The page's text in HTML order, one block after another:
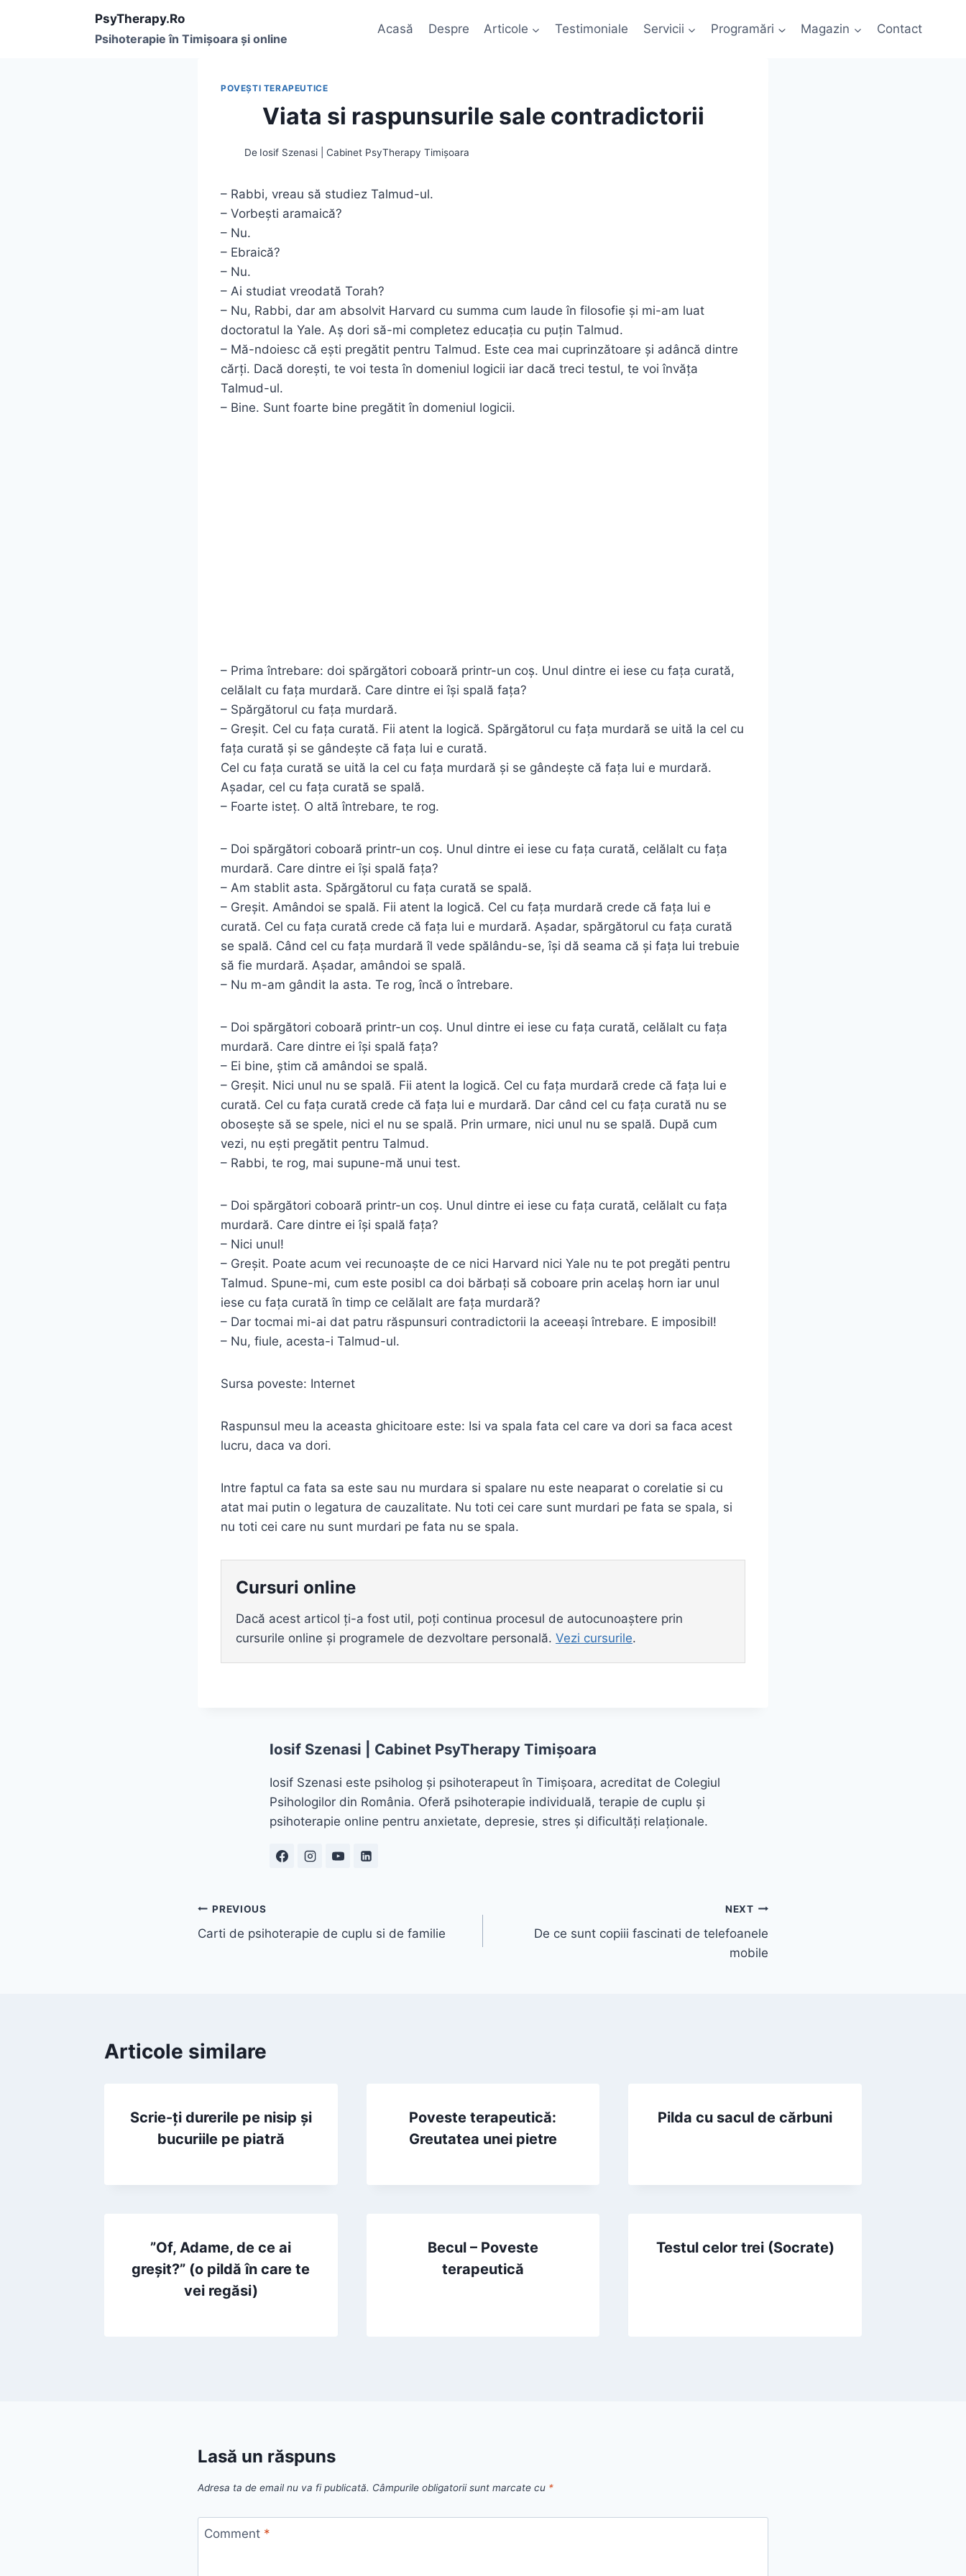
PsyTherapy.Ro
Psihoterapie în Timişoara și online
Acasă Despre Articole Testimoniale Servicii Programări Magazin Contact
POVEŞTI TERAPEUTICE
Viata si raspunsurile sale contradictorii
De Iosif Szenasi | Cabinet PsyTherapy Timișoara
– Rabbi, vreau să studiez Talmud-ul.
– Vorbești aramaică?
– Nu.
– Ebraică?
– Nu.
– Ai studiat vreodată Torah?
– Nu, Rabbi, dar am absolvit Harvard cu summa cum laude în filosofie și mi-am luat
doctoratul la Yale. Aș dori să-mi completez educația cu puțin Talmud.
– Mă-ndoiesc că ești pregătit pentru Talmud. Este cea mai cuprinzătoare și adâncă dintre
cărți. Dacă dorești, te voi testa în domeniul logicii iar dacă treci testul, te voi învăța
Talmud-ul.
– Bine. Sunt foarte bine pregătit în domeniul logicii.
– Prima întrebare: doi spărgători coboară printr-un coș. Unul dintre ei iese cu fața curată,
celălalt cu fața murdară. Care dintre ei își spală fața?
– Spărgătorul cu fața murdară.
– Greșit. Cel cu fața curată. Fii atent la logică. Spărgătorul cu fața murdară se uită la cel cu
fața curată și se gândește că fața lui e curată.
Cel cu fața curată se uită la cel cu fața murdară și se gândește că fața lui e murdară.
Așadar, cel cu fața curată se spală.
– Foarte isteț. O altă întrebare, te rog.
– Doi spărgători coboară printr-un coș. Unul dintre ei iese cu fața curată, celălalt cu fața
murdară. Care dintre ei își spală fața?
– Am stablit asta. Spărgătorul cu fața curată se spală.
– Greșit. Amândoi se spală. Fii atent la logică. Cel cu fața murdară crede că fața lui e
curată. Cel cu fața curată crede că fața lui e murdară. Așadar, spărgătorul cu fața curată
se spală. Când cel cu fața murdară îl vede spălându-se, își dă seama că și fața lui trebuie
să fie murdară. Așadar, amândoi se spală.
– Nu m-am gândit la asta. Te rog, încă o întrebare.
– Doi spărgători coboară printr-un coș. Unul dintre ei iese cu fața curată, celălalt cu fața
murdară. Care dintre ei își spală fața?
– Ei bine, știm că amândoi se spală.
– Greșit. Nici unul nu se spală. Fii atent la logică. Cel cu fața murdară crede că fața lui e
curată. Cel cu fața curată crede că fața lui e murdară. Dar când cel cu fața curată nu se
obosește să se spele, nici el nu se spală. Prin urmare, nici unul nu se spală. După cum
vezi, nu ești pregătit pentru Talmud.
– Rabbi, te rog, mai supune-mă unui test.
– Doi spărgători coboară printr-un coș. Unul dintre ei iese cu fața curată, celălalt cu fața
murdară. Care dintre ei își spală fața?
– Nici unul!
– Greșit. Poate acum vei recunoaște de ce nici Harvard nici Yale nu te pot pregăti pentru
Talmud. Spune-mi, cum este posibl ca doi bărbați să coboare prin acelaș horn iar unul
iese cu fața curată în timp ce celălalt are fața murdară?
– Dar tocmai mi-ai dat patru răspunsuri contradictorii la aceeași întrebare. E imposibil!
– Nu, fiule, acesta-i Talmud-ul.
Sursa poveste: Internet
Raspunsul meu la aceasta ghicitoare este: Isi va spala fata cel care va dori sa faca acest
lucru, daca va dori.
Intre faptul ca fata sa este sau nu murdara si spalare nu este neaparat o corelatie si cu
atat mai putin o legatura de cauzalitate. Nu toti cei care sunt murdari pe fata se spala, si
nu toti cei care nu sunt murdari pe fata nu se spala.
Cursuri online
Dacă acest articol ți-a fost util, poți continua procesul de autocunoaștere prin
cursurile online și programele de dezvoltare personală. Vezi cursurile.
Iosif Szenasi | Cabinet PsyTherapy Timișoara
Iosif Szenasi este psiholog și psihoterapeut în Timișoara, acreditat de Colegiul
Psihologilor din România. Oferă psihoterapie individuală, terapie de cuplu și
psihoterapie online pentru anxietate, depresie, stres și dificultăți relaționale.
Navigare
în
PREVIOUS
Carti de psihoterapie de cuplu si de familie
NEXT
De ce sunt copiii fascinati de telefoanele
mobile
Articole similare
Scrie-ți durerile pe nisip și
bucuriile pe piatră
Poveste terapeutică:
Greutatea unei pietre
Pilda cu sacul de cărbuni
”Of, Adame, de ce ai
greșit?” (o pildă în care te
vei regăsi)
Becul – Poveste
terapeutică
Testul celor trei (Socrate)
Lasă un răspuns
Adresa ta de email nu va fi publicată. Câmpurile obligatorii sunt marcate cu *
Comment *